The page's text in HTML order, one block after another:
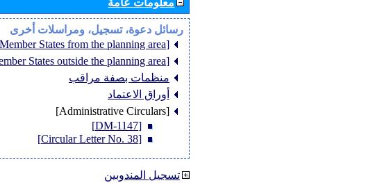
رسائل دعوة، تسجيل، ومراسلات أخرى
[Member States from the planning area]
[Member States outside the planning area]
منظمات بصفة مراقب
أوراق الاعتماد
[Administrative Circulars]
[DM-1147]
[Circular Letter No. 38]
تسجيل المندوبين